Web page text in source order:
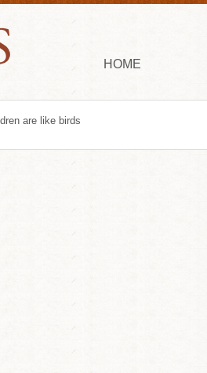
HOME
are like birds